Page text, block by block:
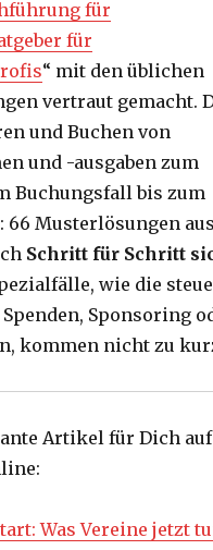
für
für
“ mit den üblichen
vertraut gemacht.
und Buchen von
und -ausgaben zum
Buchungsfall bis zum
66 Musterlösungen
Schritt für Schritt
wie die
Sponsoring
kommen nicht zu
Artikel für Dich auf
Was Vereine jetzt